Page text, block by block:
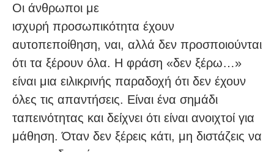
Οι άνθρωποι με
ισχυρή προσωπικότητα έχουν
αυτοπεποίθηση, ναι, αλλά δεν προσποιούνται
ότι τα ξέρουν όλα. Η φράση «δεν ξέρω…»
είναι μια ειλικρινής παραδοχή ότι δεν έχουν
όλες τις απαντήσεις. Είναι ένα σημάδι
ταπεινότητας και δείχνει ότι είναι ανοιχτοί για
μάθηση. Όταν δεν ξέρεις κάτι, μη διστάζεις να